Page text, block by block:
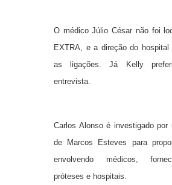
O médico Júlio César não foi
EXTRA, e a direção do hospital
as ligações. Já Kelly
entrevista.
Carlos Alonso é investigado por
de Marcos Esteves para
envolvendo médicos,
próteses e hospitais.